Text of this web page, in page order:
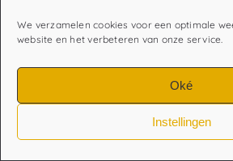
We verzamelen cookies voor een optimale
website en het verbeteren van onze service.
Oké
Instellingen